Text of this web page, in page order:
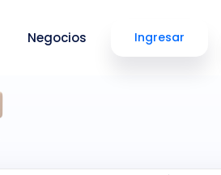
Negocios Ingresar